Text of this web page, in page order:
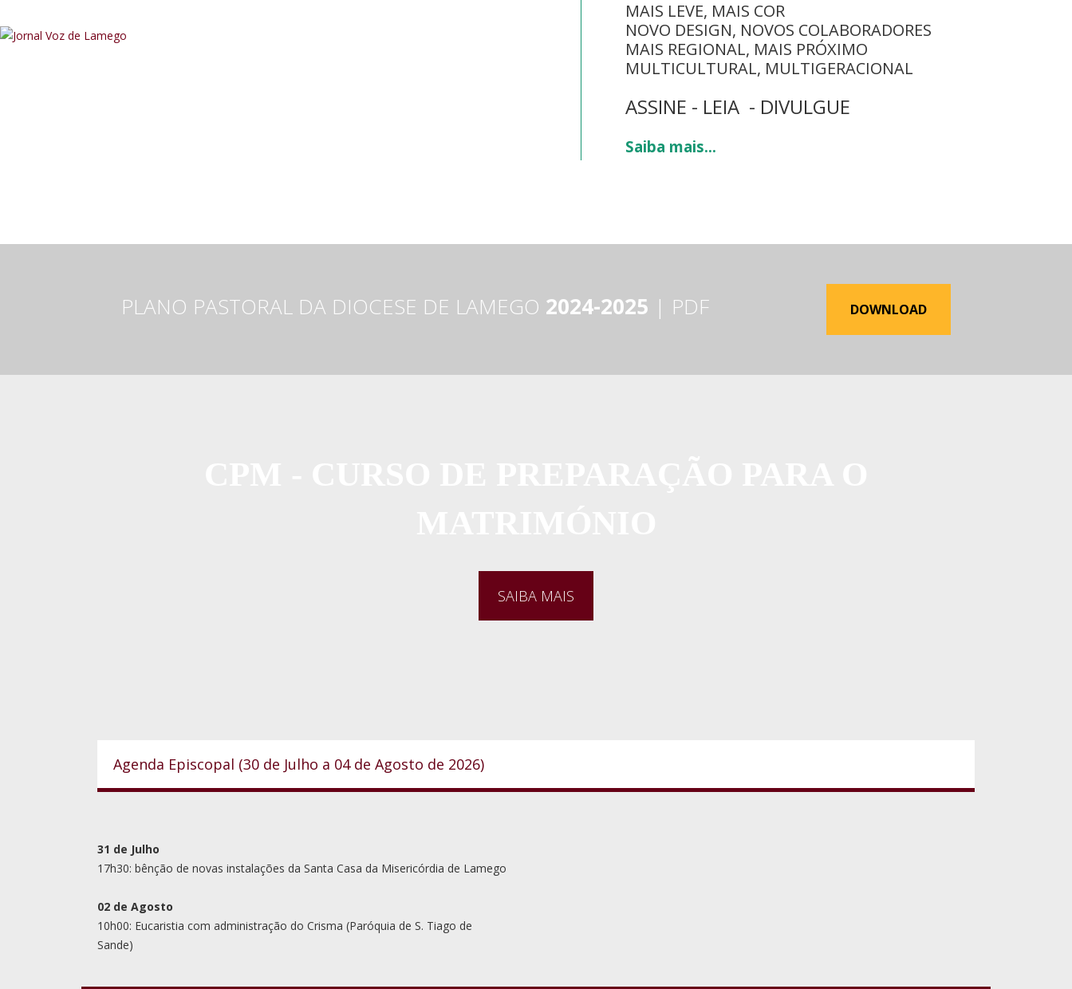
MAIS LEVE, MAIS COR
NOVO DESIGN, NOVOS COLABORADORES
MAIS REGIONAL, MAIS PRÓXIMO
MULTICULTURAL, MULTIGERACIONAL
ASSINE - LEIA - DIVULGUE
Saiba mais...
PLANO PASTORAL DA DIOCESE DE LAMEGO 2024-2025 | PDF DOWNLOAD
SAIBA MAIS
Agenda Episcopal (30 de Julho a 04 de Agosto de 2026)
31 de Julho
17h30: bênção de novas instalações da Santa Casa da Misericórdia de Lamego
02 de Agosto
10h00: Eucaristia com administração do Crisma (Paróquia de S. Tiago de
Sande)